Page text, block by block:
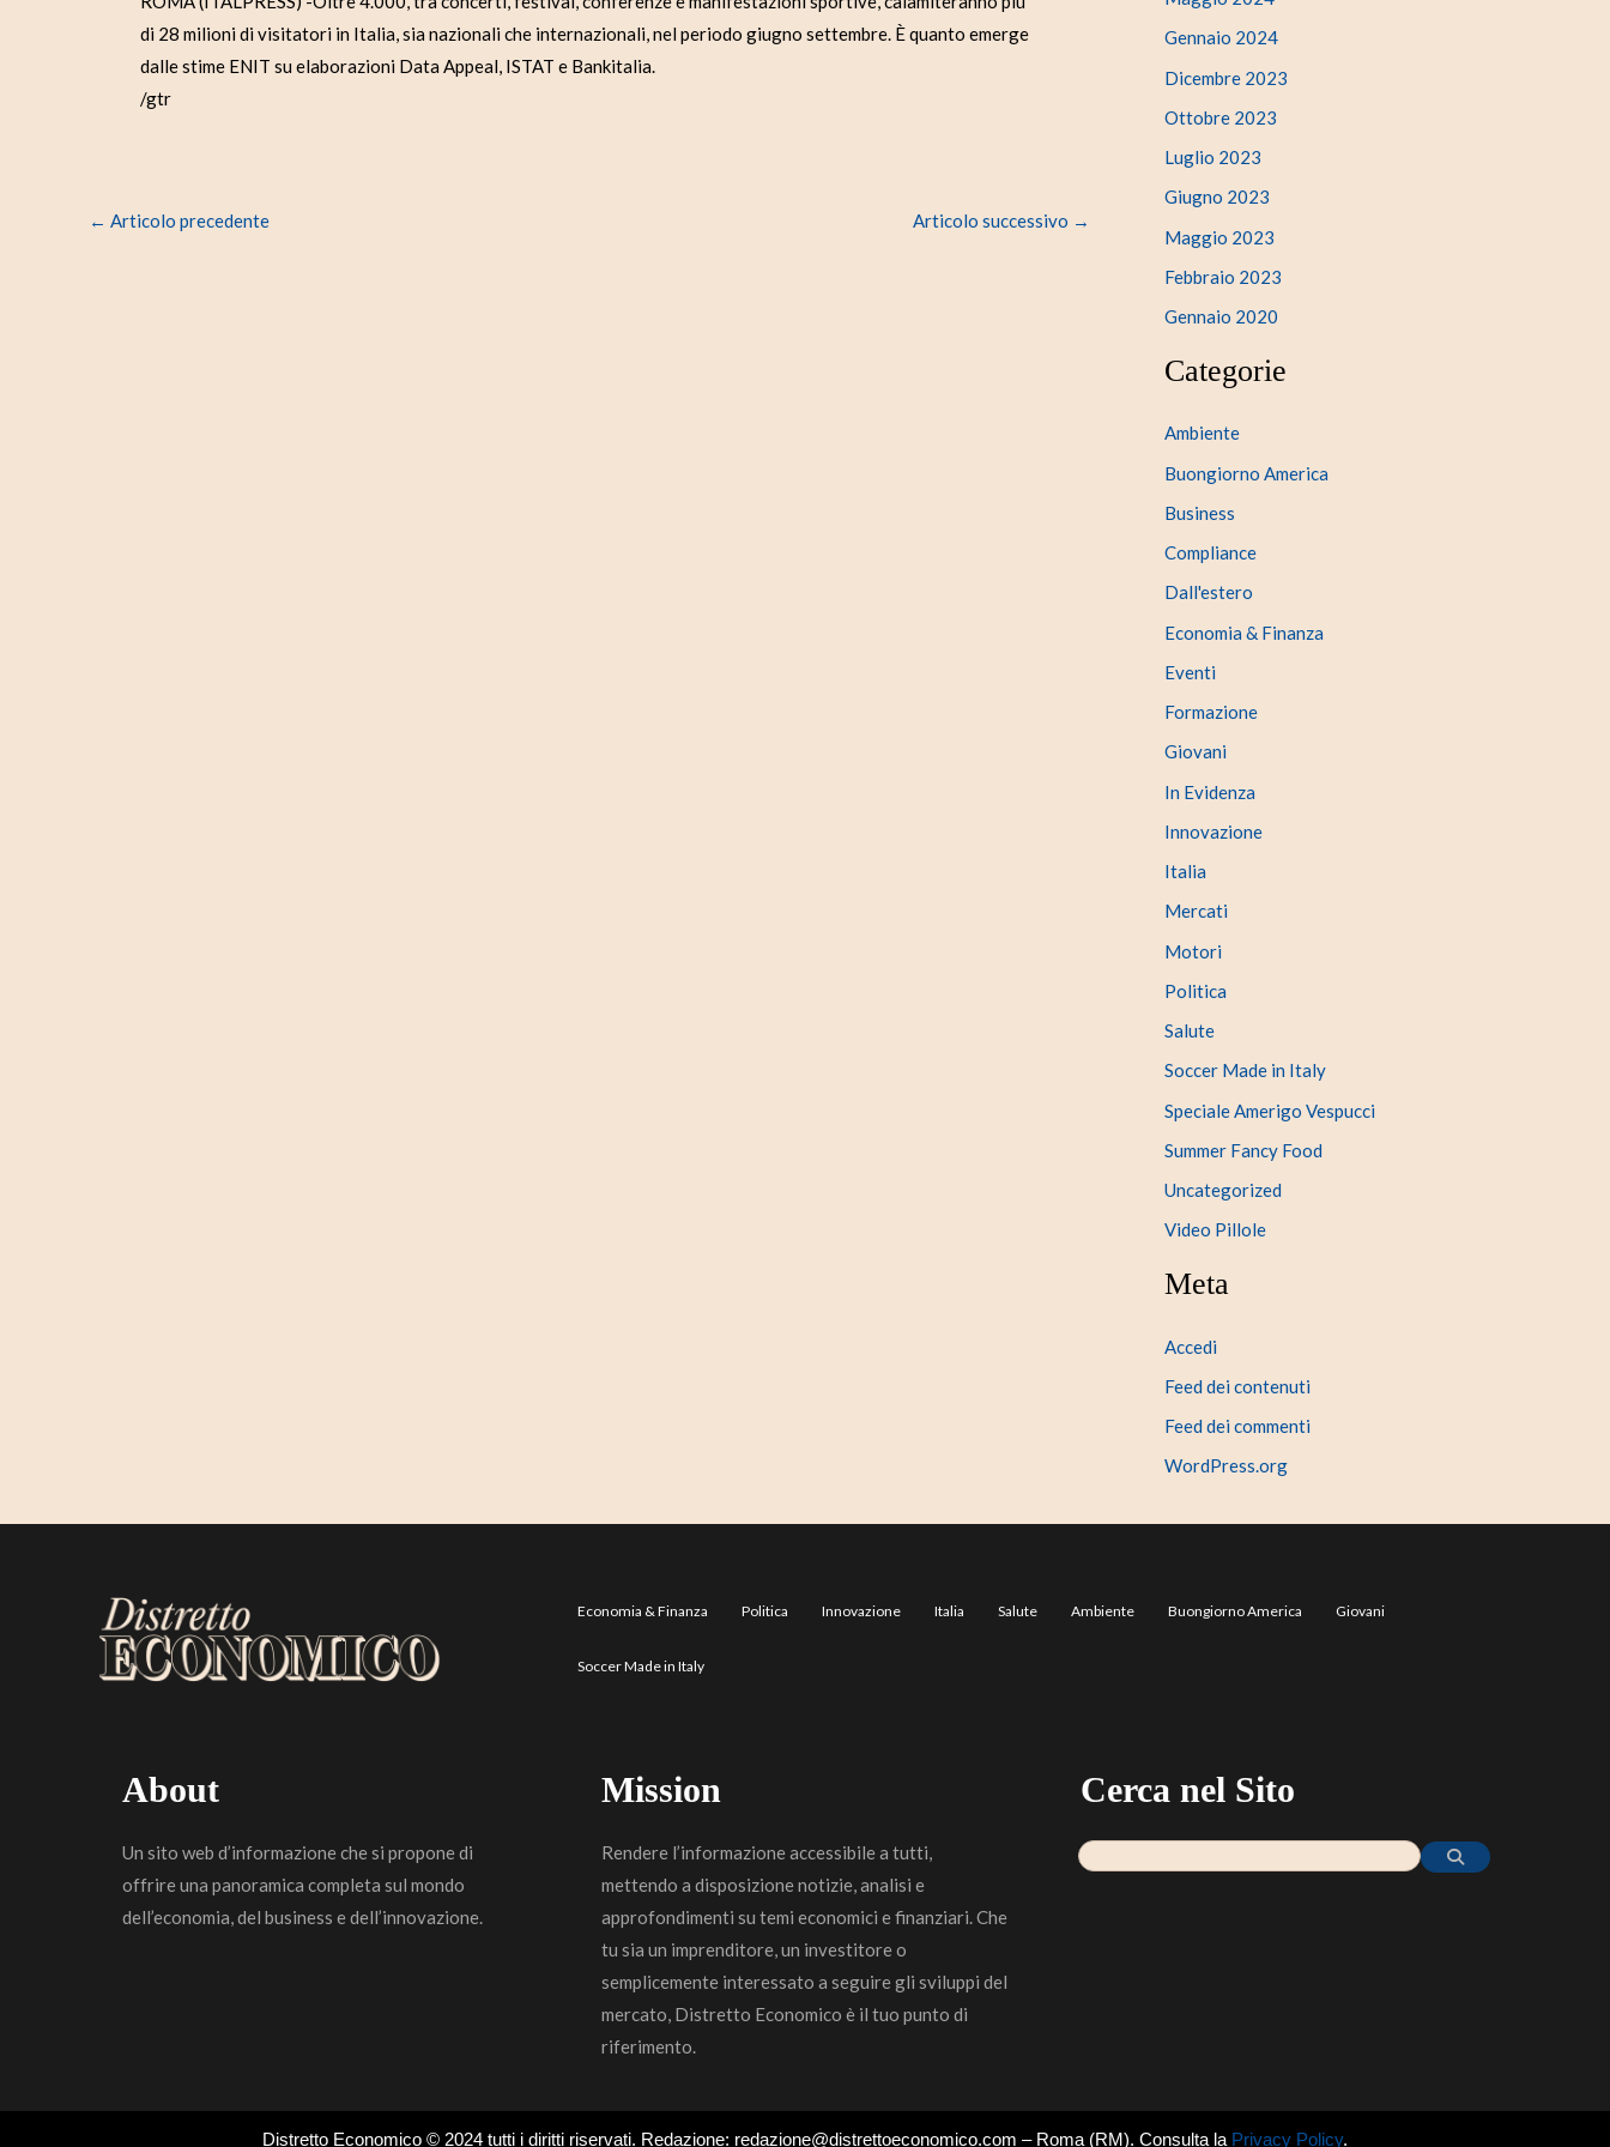
di 28 milioni di visitatori in Italia, sia nazionali che internazionali, nel periodo giugno settembre. È quanto emerge
dalle stime ENIT su elaborazioni Data Appeal, ISTAT e Bankitalia.
/gtr
← Articolo precedente Articolo successivo →
Gennaio 2024
Dicembre 2023
Ottobre 2023
Luglio 2023
Giugno 2023
Maggio 2023
Febbraio 2023
Gennaio 2020
Categorie
Ambiente
Buongiorno America
Business
Compliance
Dall'estero
Economia & Finanza
Eventi
Formazione
Giovani
In Evidenza
Innovazione
Italia
Mercati
Motori
Politica
Salute
Soccer Made in Italy
Speciale Amerigo Vespucci
Summer Fancy Food
Uncategorized
Video Pillole
Meta
Accedi
Feed dei contenuti
Feed dei commenti
WordPress.org
Economia & Finanza Politica Innovazione Italia Salute Ambiente Buongiorno America Giovani
Soccer Made in Italy
About
Un sito web d’informazione che si propone di
offrire una panoramica completa sul mondo
dell’economia, del business e dell’innovazione.
Mission
Rendere l’informazione accessibile a tutti,
mettendo a disposizione notizie, analisi e
approfondimenti su temi economici e finanziari. Che
tu sia un imprenditore, un investitore o
semplicemente interessato a seguire gli sviluppi del
mercato, Distretto Economico è il tuo punto di
riferimento.
Cerca nel Sito
Distretto Economico © 2024 tutti i diritti riservati. Redazione: redazione@distrettoeconomico.com – Roma (RM). Consulta la Privacy Policy.